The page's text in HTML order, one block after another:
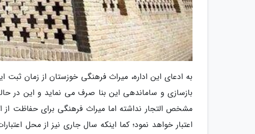
بازسازی و ساماندهی این بنا صرف می نماید و این در
مشخص التجار نداشته اما میراث فرهنگی برای حفاظت از
اعتبار خواهد نمود؛ کما اینکه سال جاری نیز از محل